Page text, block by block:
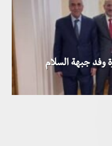
وفد جبهة السلام